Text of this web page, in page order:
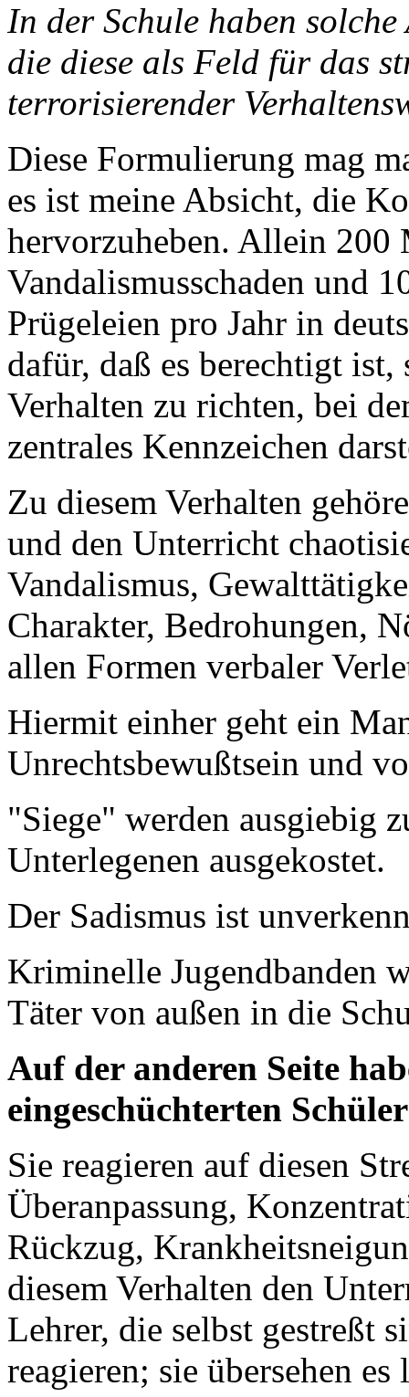
In der Schule haben
die diese als Feld für das
terrorisierender
Diese Formulierung mag
es ist meine Absicht, die
hervorzuheben. Allein
Vandalismusschaden und
Prügeleien pro Jahr in
dafür, daß es berechtigt
Verhalten zu richten, bei
zentrales Kennzeichen
Zu diesem Verhalten
und den Unterricht
Vandalismus,
Charakter, Bedrohungen,
allen Formen verbaler
Hiermit einher geht ein
Unrechtsbewußtsein und
"Siege" werden ausgiebig
Unterlegenen ausgekostet.
Der Sadismus ist
Kriminelle Jugendbanden
Täter von außen in die
Auf der anderen Seite
eingeschüchterten
Sie reagieren auf diesen
Überanpassung,
Rückzug,
diesem Verhalten den
Lehrer, die selbst gestreßt
reagieren; sie übersehen es